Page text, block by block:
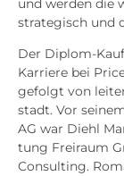
und wer­den die
stra­te­gisch und
Der Diplom-
Kar­rie­re bei
gefolgt von
stadt. Vor
AG war Diehl
tung Frei­raum
Con­sul­ting.